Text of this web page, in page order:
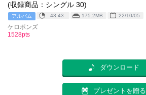
(収録商品：シングル 30)
アルバム 43:43 175.2MB 22/10/05
ケロポンズ
1528pts
ダウンロード
プレゼントを贈る